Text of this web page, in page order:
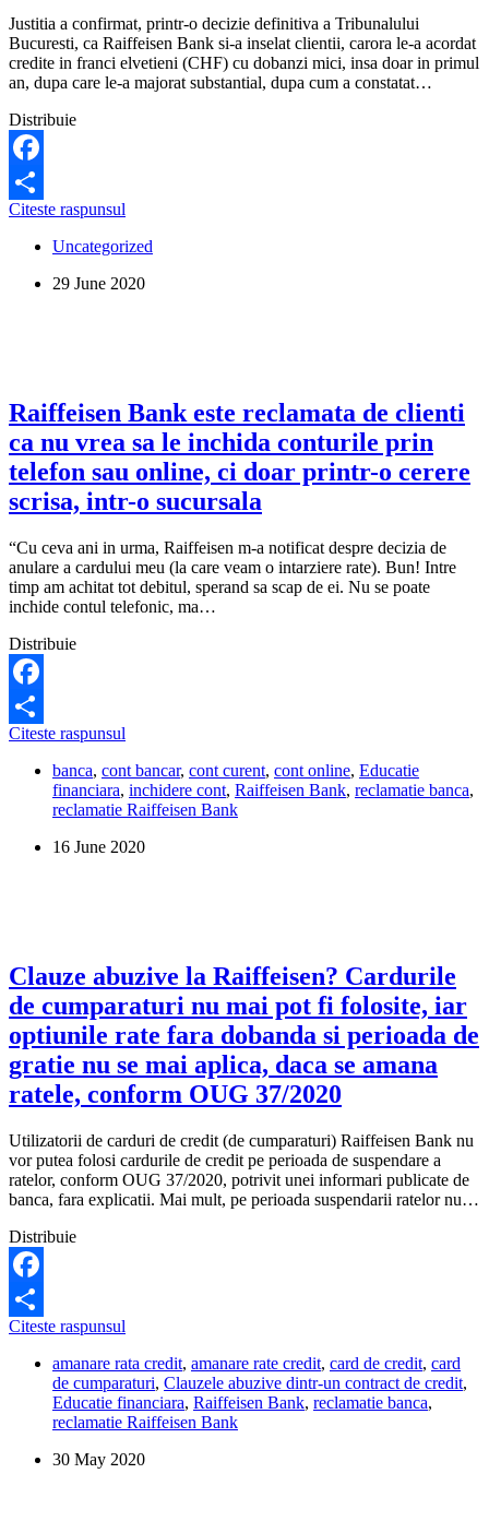
la
cererea
ANPC)
Justitia a confirmat, printr-o decizie definitiva a Tribunalului
Bucuresti, ca Raiffeisen Bank si-a inselat clientii, carora le-a acordat
credite in franci elvetieni (CHF) cu dobanzi mici, insa doar in primul
an, dupa care le-a majorat substantial, dupa cum a constatat…
Distribuie
Facebook
Share
Citeste raspunsul
acuzatia
ca
clientii
cu
credite
franci
elvetieni
Uncategorized
29 June 2020
Raiffeisen Bank este reclamata de clienti
ca nu vrea sa le inchida conturile prin
telefon sau online, ci doar printr-o cerere
scrisa, intr-o sucursala
“Cu ceva ani in urma, Raiffeisen m-a notificat despre decizia de
anulare a cardului meu (la care veam o intarziere rate). Bun! Intre
timp am achitat tot debitul, sperand sa scap de ei. Nu se poate
inchide contul telefonic, ma…
Distribuie
Facebook
Share
Citeste raspunsul
este
reclamata
de
ca
conturile
prin
telefon
sau
online,
ci
doar
printr-
cerere
scrisa,
intr-
o
banca, cont bancar, cont curent, cont online, Educatie
financiara, inchidere cont, Raiffeisen Bank, reclamatie banca,
reclamatie Raiffeisen Bank
16 June 2020
Clauze abuzive la Raiffeisen? Cardurile
de cumparaturi nu mai pot fi folosite, iar
optiunile rate fara dobanda si perioada de
gratie nu se mai aplica, daca se amana
ratele, conform OUG 37/2020
Utilizatorii de carduri de credit (de cumparaturi) Raiffeisen Bank nu
vor putea folosi cardurile de credit pe perioada de suspendare a
ratelor, conform OUG 37/2020, potrivit unei informari publicate de
banca, fara explicatii. Mai mult, pe perioada suspendarii ratelor nu…
Distribuie
Facebook
Share
Citeste raspunsul
la
Raiffeisen?
Cardurile
de
nu
amanare rata credit, amanare rate credit, card de credit, card
de cumparaturi, Clauzele abuzive dintr-un contract de credit,
Educatie financiara, Raiffeisen Bank, reclamatie banca,
reclamatie Raiffeisen Bank
30 May 2020